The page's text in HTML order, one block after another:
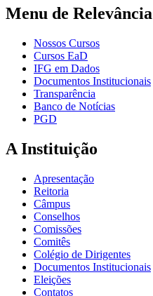
Menu de Relevância
Nossos Cursos
Cursos EaD
IFG em Dados
Documentos Institucionais
Transparência
Banco de Notícias
PGD
A Instituição
Apresentação
Reitoria
Câmpus
Conselhos
Comissões
Comitês
Colégio de Dirigentes
Documentos Institucionais
Eleições
Contatos